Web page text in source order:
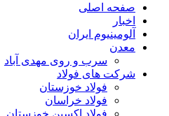
صفحه اصلی
اخبار
آلومینیوم ایران
معدن
سرب و روی مهدی آباد
شرکت های فولاد
فولاد خوزستان
فولاد خراسان
فولاد اکسین خوزستان